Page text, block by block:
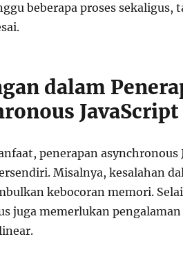
beberapa proses sekaligus,
dalam
JavaScript
penerapan
Misalnya, kesalahan
kebocoran memori.
juga memerlukan